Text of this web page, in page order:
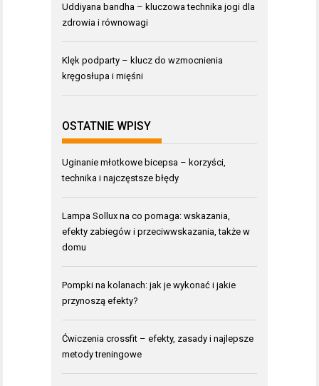
Uddiyana bandha – kluczowa technika jogi dla
zdrowia i równowagi
Klęk podparty – klucz do wzmocnienia
kręgosłupa i mięśni
OSTATNIE WPISY
Uginanie młotkowe bicepsa – korzyści,
technika i najczęstsze błędy
Lampa Sollux na co pomaga: wskazania,
efekty zabiegów i przeciwwskazania, także w
domu
Pompki na kolanach: jak je wykonać i jakie
przynoszą efekty?
Ćwiczenia crossfit – efekty, zasady i najlepsze
metody treningowe